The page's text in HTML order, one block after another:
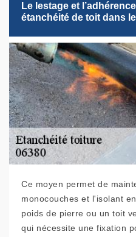
Le lestage et
étanchéité de toit dans
Ce moyen permet de
monocouches et l'isolant
poids de pierre ou un toit
qui nécessite une fixation